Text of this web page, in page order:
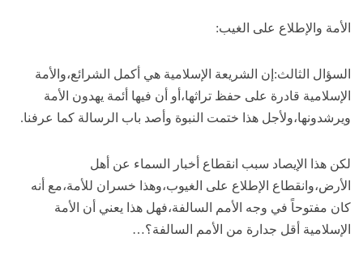
الأمة والإطلاع على الغيب:
السؤال الثالث:إن الشريعة الإسلامية هي أكمل الشرائع،والأمة
الإسلامية قادرة على حفظ تراثها،أو أن فيها أئمة يهدون الأمة
ويرشدونها،ولأجل هذا ختمت النبوة وأصد باب الرسالة كما عرفنا.
لكن هذا الإيصاد سبب انقطاع أخبار السماء عن أهل
الأرض،وانقطاع الإطلاع على الغيوب،وهذا خسران للأمة،مع أنه
كان مفتوحاً في وجه الأمم السالفة،فهل هذا يعني أن الأمة
الإسلامية أقل جدارة من الأمم السالفة؟…